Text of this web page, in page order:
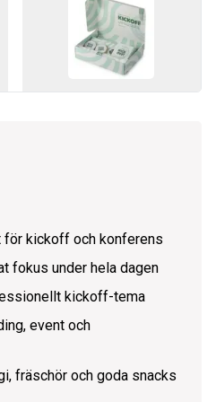
för kickoff och konferens
fokus under hela dagen
kickoff-tema
event och
fräschör och goda snacks